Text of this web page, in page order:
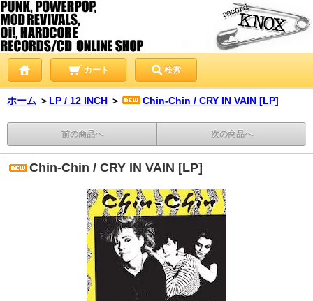
カート 検索
ホーム ＞ LP / 12 INCH ＞ Chin-Chin / CRY IN VAIN [LP]
前の商品へ 次の商品へ
Chin-Chin / CRY IN VAIN [LP]